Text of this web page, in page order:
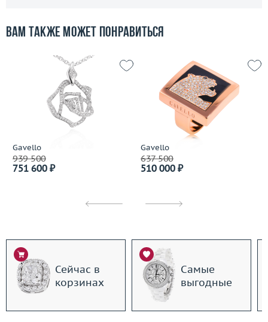
Вам также может понравиться
Gavello
939 500
751 600 ₽
Gavello
637 500
510 000 ₽
Сейчас в
корзинах
Самые
выгодные